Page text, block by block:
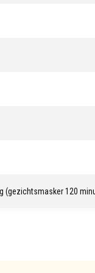
(gezichtsmasker 120